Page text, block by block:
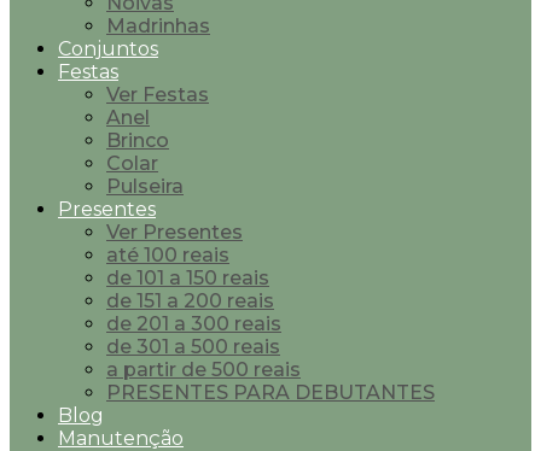
Madrinhas
Conjuntos
Festas
Ver Festas
Anel
Brinco
Colar
Pulseira
Presentes
Ver Presentes
até 100 reais
de 101 a 150 reais
de 151 a 200 reais
de 201 a 300 reais
de 301 a 500 reais
a partir de 500 reais
PRESENTES PARA DEBUTANTES
Blog
Manutenção